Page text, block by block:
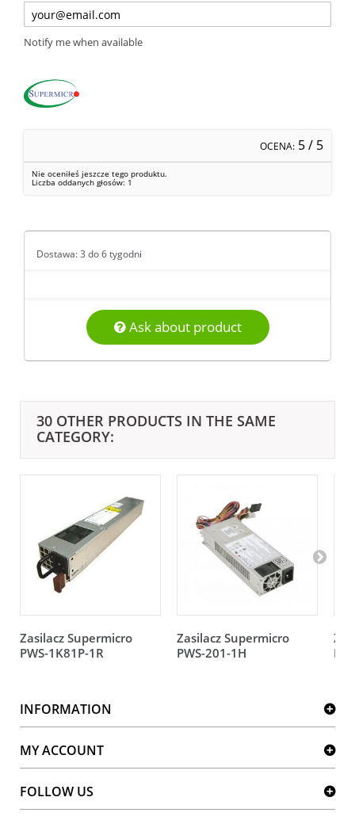
Notify me when available
OCENA: 5/ 5
Nie oceniłeś jeszcze tego produktu.
Liczba oddanych głosów: 1
Dostawa: 3 do 6 tygodni
Ask about product
30 OTHER PRODUCTS IN THE SAME
CATEGORY:
Zasilacz Supermicro
PWS-1K81P-1R
Zasilacz Supermicro
PWS-201-1H
INFORMATION
MY ACCOUNT
FOLLOW US